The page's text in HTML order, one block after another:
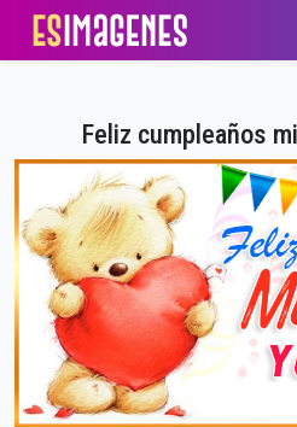
Feliz cumpleaños